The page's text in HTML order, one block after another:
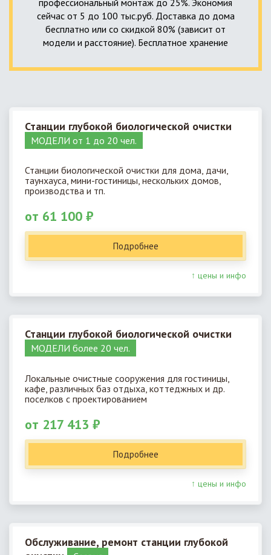
сейчас от 5 до 100 тыс.руб. Доставка до дома
бесплатно или со скидкой 80% (зависит от
модели и расстояние). Бесплатное хранение
Станции глубокой биологической очистки
МОДЕЛИ от 1 до 20 чел.
Станции биологической очистки для дома, дачи,
таунхауса, мини-гостиницы, нескольких домов,
производства и тп.
от 61 100 ₽
Подробнее
↑ цены и инфо
Станции глубокой биологической очистки
МОДЕЛИ более 20 чел.
Локальные очистные сооружения для гостиницы,
кафе, различных баз отдыха, коттеджных и др.
поселков с проектированием
от 217 413 ₽
Подробнее
↑ цены и инфо
Обслуживание, ремонт станции глубокой